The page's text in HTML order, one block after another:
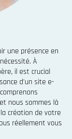
une présence en
À
il est crucial
d'un site e-
nous sommes là
création de votre
réellement vous